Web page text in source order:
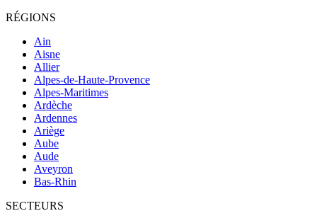
RÉGIONS
Ain
Aisne
Allier
Alpes-de-Haute-Provence
Alpes-Maritimes
Ardèche
Ardennes
Ariège
Aube
Aude
Aveyron
Bas-Rhin
SECTEURS